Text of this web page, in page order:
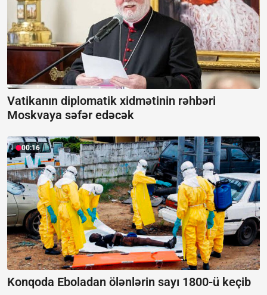
Vatikanın diplomatik xidmətinin rəhbəri
Moskvaya səfər edəcək
00:16
Konqoda Eboladan ölənlərin sayı 1800-ü keçib